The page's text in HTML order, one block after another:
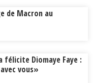
de Macron au
félicite Diomaye Faye :
vous»